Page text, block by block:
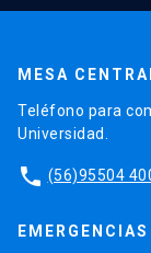
MESA
Teléfono para
Universidad.
phone (56)95504
EMERGENCIAS